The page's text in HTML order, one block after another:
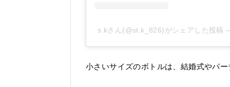
s.kさん(@st.k_826)がシェアした投稿
小さいサイズのボトルは、結婚式やパ